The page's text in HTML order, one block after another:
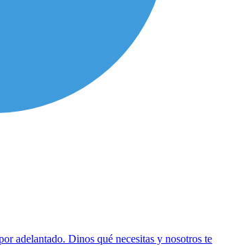
adelantado. Dinos qué necesitas y nosotros te